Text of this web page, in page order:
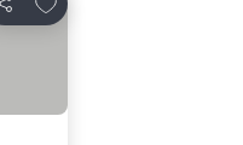
Teilen